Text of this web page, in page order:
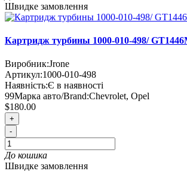
Швидке замовлення
Картридж турбины 1000-010-498/
Виробник:Jrone
Артикул:1000-010-498
Наявність:Є в наявності
99Марка авто/Brand:Chevrolet, Opel
$180.00
+
-
До кошика
Швидке замовлення